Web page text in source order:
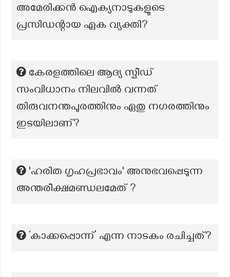
അമേരിക്കൻ ഐക്യനാടുകളുടെ
പ്രസിഡന്റായ ഏക വ്യക്തി?
കേരളത്തിലെ ആദ്യ സ്പീഡ്
സംവിധാനം നിലവിൽ വന്നത്
തിരുവനന്തപുരത്തിനും ഏതു നഗരത്തിനും
ഇടയിലാണ്?
'ഹരിത ഗൃഹപ്രഭാവം' അനുഭവപ്പെടുന്ന
അന്തരീക്ഷമണ്ഡലമേത് ?
‘കാക്കപ്പൊന്ന്’ എന്ന നാടകം രചിച്ചത്?